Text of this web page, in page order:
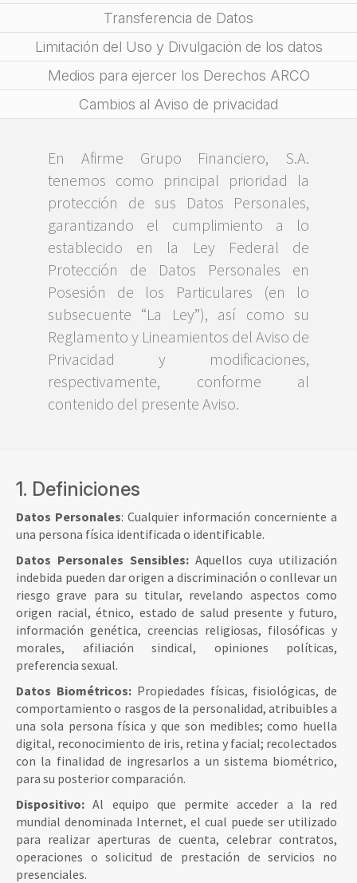
Transferencia de Datos
Limitación del Uso y Divulgación de los datos
Medios para ejercer los Derechos ARCO
Cambios al Aviso de privacidad
En Afirme Grupo Financiero, S.A.
tenemos como principal prioridad la
protección de sus Datos Personales,
garantizando el cumplimiento a lo
establecido en la Ley Federal de
Protección de Datos Personales en
Posesión de los Particulares (en lo
subsecuente “La Ley”), así como su
Reglamento y Lineamientos del Aviso de
Privacidad y modificaciones,
respectivamente, conforme al
contenido del presente Aviso.
1. Definiciones
Datos Personales: Cualquier información concerniente a
una persona física identificada o identificable.
Datos Personales Sensibles: Aquellos cuya utilización
indebida pueden dar origen a discriminación o conllevar un
riesgo grave para su titular, revelando aspectos como
origen racial, étnico, estado de salud presente y futuro,
información genética, creencias religiosas, filosóficas y
morales, afiliación sindical, opiniones políticas,
preferencia sexual.
Datos Biométricos: Propiedades físicas, fisiológicas, de
comportamiento o rasgos de la personalidad, atribuibles a
una sola persona física y que son medibles; como huella
digital, reconocimiento de iris, retina y facial; recolectados
con la finalidad de ingresarlos a un sistema biométrico,
para su posterior comparación.
Dispositivo:Al equipo que permite acceder a la red
mundial denominada Internet, el cual puede ser utilizado
para realizar aperturas de cuenta, celebrar contratos,
operaciones o solicitud de prestación de servicios no
presenciales.